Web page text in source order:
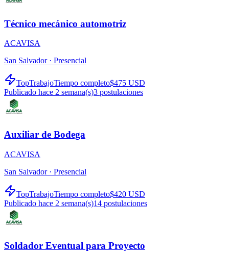
Técnico mecánico automotriz
ACAVISA
San Salvador · Presencial
TopTrabajoTiempo completo$475 USD
Publicado hace 2 semana(s)3 postulaciones
Auxiliar de Bodega
ACAVISA
San Salvador · Presencial
TopTrabajoTiempo completo$420 USD
Publicado hace 2 semana(s)14 postulaciones
Soldador Eventual para Proyecto